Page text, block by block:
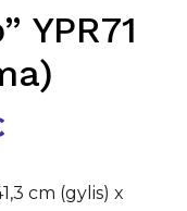
YPR71
cm (gylis) x